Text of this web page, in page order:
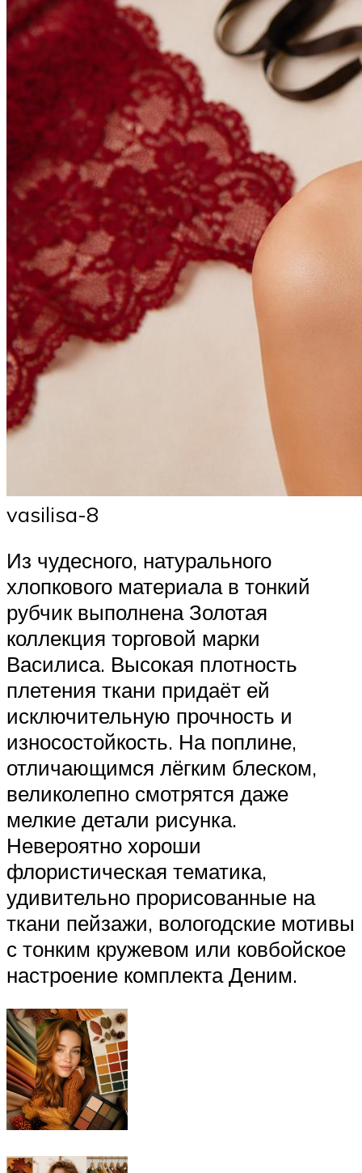
vasilisa-8
Из чудесного, натурального
хлопкового материала в тонкий
рубчик выполнена Золотая
коллекция торговой марки
Василиса. Высокая плотность
плетения ткани придаёт ей
исключительную прочность и
износостойкость. На поплине,
отличающимся лёгким блеском,
великолепно смотрятся даже
мелкие детали рисунка.
Невероятно хороши
флористическая тематика,
удивительно прорисованные на
ткани пейзажи, вологодские мотивы
с тонким кружевом или ковбойское
настроение комплекта Деним.